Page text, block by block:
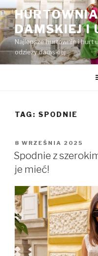
Przejdź
do
treściDAMSKIEJ I
Najlepsze hurtownie i hurt
odzieży damskiej
TAG: SPODNIE
OPUBLIKOWANE
W
8 WRZEŚNIA 2025
Spodnie z
je mieć!